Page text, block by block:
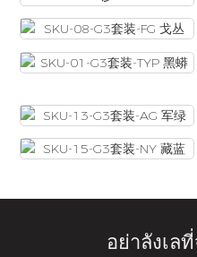
อย่าลังเล